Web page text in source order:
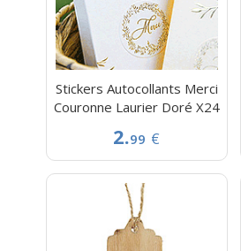
Stickers Autocollants Merci
Couronne Laurier Doré X24
2.99 €